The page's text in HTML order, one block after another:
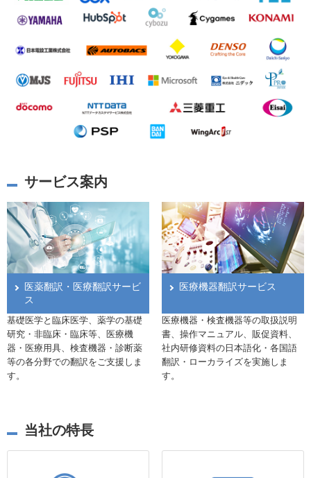
サービス案内
医薬翻訳・医療翻訳サービ
ス
基礎医学と臨床医学、薬学の基礎
研究・非臨床・臨床等、医療機
器・医療用具、検査機器・診断薬
等の各分野での翻訳をご支援しま
す。
医療機器翻訳サービス
医療機器・検査機器等の取扱説明
書、操作マニュアル、販促資料、
社内研修資料の日本語化・各国語
翻訳・ローカライズを実施しま
す。
当社の特長